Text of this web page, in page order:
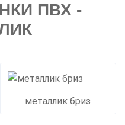
ПВХ -
металлик бриз